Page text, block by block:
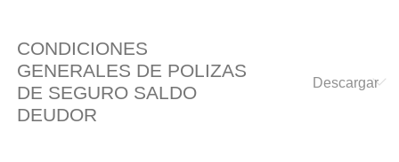
CONDICIONES
GENERALES DE POLIZAS
DE SEGURO SALDO
DEUDOR